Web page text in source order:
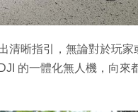
清晰指引，無論對於玩
的一體化無人機，向